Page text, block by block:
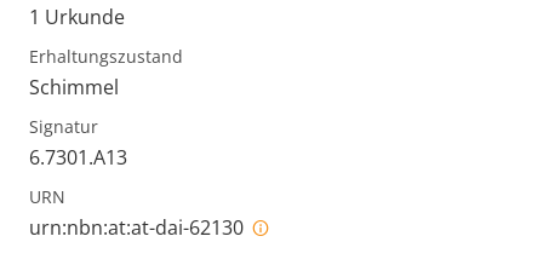
1 Urkunde
Erhaltungszustand
Schimmel
Signatur
6.7301.A13
URN
urn:nbn:at:at-dai-62130